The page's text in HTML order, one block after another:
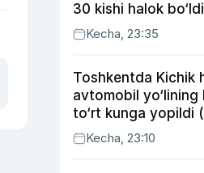
30 kishi halok bo‘ldi
Kecha, 23:35
Toshkentda Kichik
avtomobil yo‘lining
to‘rt kunga yopildi
Kecha, 23:10